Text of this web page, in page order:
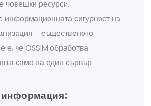
човешки ресурси.
информационната сигурност на
– същественото
е, че OSSIM обработва
само на един сървър
информация: